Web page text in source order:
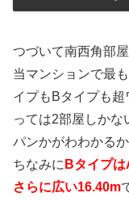
つづいて南西角部
当マンションで最
イプもBタイプも
っては2部屋しかな
パンかがわわかるか
ちなみに Bタイプ
さらに広い16.40m